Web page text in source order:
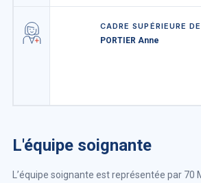
CADRE SUPÉRIEURE
PORTIER Anne
L'équipe soignante
L’équipe soignante est représentée par 70